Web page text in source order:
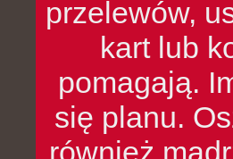
przelewów,
kart lub
pomagają.
się planu.
również